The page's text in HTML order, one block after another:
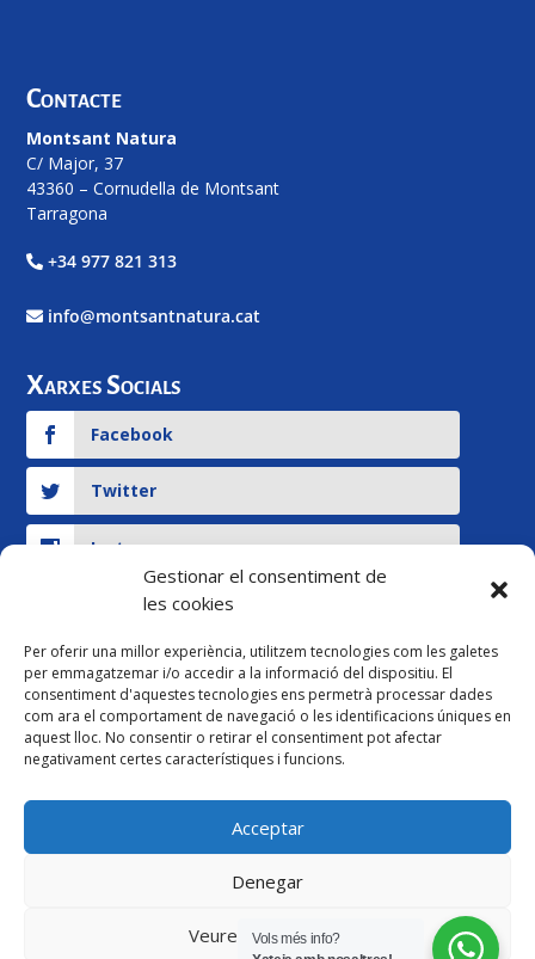
Gestionar el consentiment de
les cookies
Per oferir una millor experiència, utilitzem tecnologies com les galetes
per emmagatzemar i/o accedir a la informació del dispositiu. El
consentiment d'aquestes tecnologies ens permetrà processar dades
com ara el comportament de navegació o les identificacions úniques en
aquest lloc. No consentir o retirar el consentiment pot afectar
negativament certes característiques i funcions.
Acceptar
Denegar
Veure preferències
Contacte
Montsant Natura
C/ Major, 37
43360 – Cornudella de Montsant
Tarragona
+34 977 821 313
info@montsantnatura.cat
Xarxes Socials
Facebook
Twitter
Instagram
YouTube
Legal
Pagament ersonalitzat
Vols més info?